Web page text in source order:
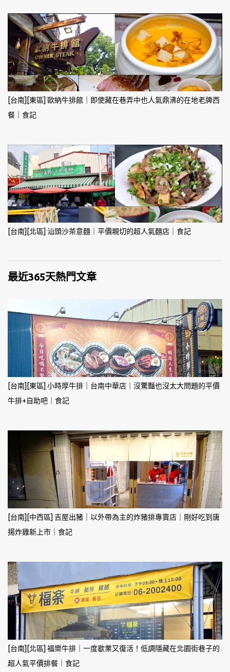
[台南][東區] 歐納牛排館｜即使藏在巷弄中也人氣鼎沸的在地老牌西
餐｜食記
[台南][北區] 汕頭沙茶意麵｜平價親切的超人氣麵店｜食記
最近365天熱門文章
[台南][東區] 小時厚牛排｜台南中華店｜沒驚豔也沒太大問題的平價
牛排+自助吧｜食記
[台南][中西區] 吉屋出豬｜以外帶為主的炸豬排專賣店｜剛好吃到唐
揚炸雞新上市｜食記
[台南][北區] 福樂牛排｜一度歇業又復活！低調隱藏在北園街巷子的
超人氣平價排餐｜食記